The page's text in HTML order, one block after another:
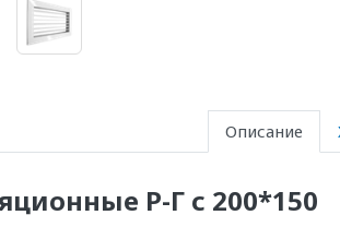
Описание
Р-Г с 200*150